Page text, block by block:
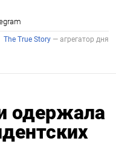
одержала